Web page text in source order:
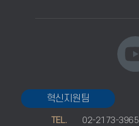
혁신지원팀
TEL. 02-2173-3965